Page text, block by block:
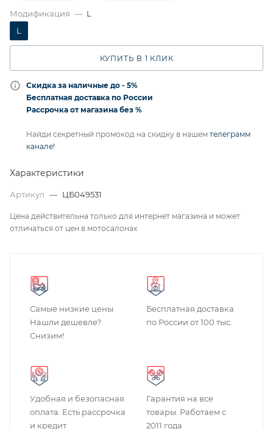
Модификация — L
L
КУПИТЬ В 1 КЛИК
Скидка за наличные до - 5%
Бесплатная доставка по России
Рассрочка от магазина без %
Найди секретный промокод на скидку в нашем телеграмм
канале!
Характеристики
Артикул — ЦБ049531
Цена действительна только для интернет магазина и может
отличаться от цен в мотосалонах
Самые низкие цены
Нашли дешевле?
Снизим!
Бесплатная доставка
по России от 100 тыс.
Удобная и безопасная
оплата. Есть рассрочка
и кредит
Гарантия на все
товары. Работаем с
2011 года